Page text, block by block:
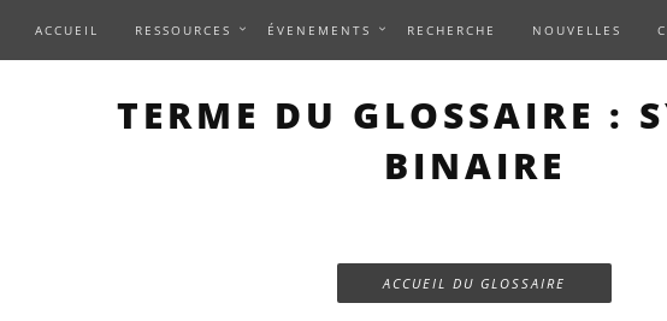
ACCUEIL RESSOURCES ÉVENEMENTS RECHERCHE NOUVELLES
TERME DU GLOSSAIRE :
BINAIRE
ACCUEIL DU GLOSSAIRE